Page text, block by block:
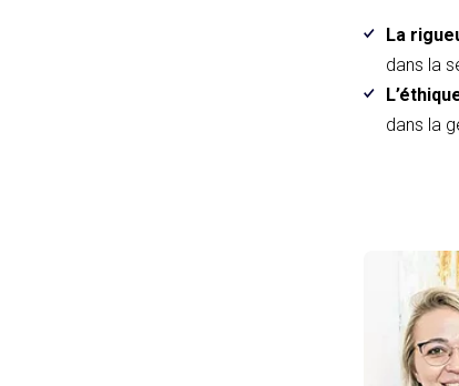
La
dans la
dans la